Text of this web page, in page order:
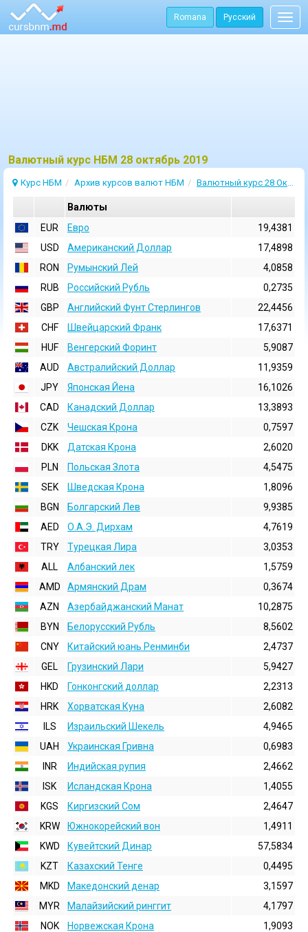
Romana Русский
Bалютный курс НБМ 28 октябрь 2019
Курс НБМ Архив курсов валют НБМ Валютный курс 28 Октябрь 2019
Валюты
EUR
Евро
19,4381
USD
Aмериканский Доллар
17,4898
RON
Румынский Лей
4,0858
RUB
Российский Рубль
0,2735
GBP
Английский Фунт Стерлингов
22,4456
CHF
Швейцарский Франк
17,6371
HUF
Венгерский Форинт
5,9087
AUD
Австралийский Доллар
11,9359
JPY
Японская Йена
16,1026
CAD
Канадский Доллар
13,3893
CZK
Чешская Крона
0,7597
DKK
Датская Крона
2,6020
PLN
Польская Злота
4,5475
SEK
Шведская Крона
1,8096
BGN
Болгарский Лев
9,9385
AED
О.А.Э. Дирхам
4,7619
TRY
Турецкая Лира
3,0353
ALL
Албанский лек
1,5759
AMD
Армянский Драм
0,3674
AZN
Азербайджанский Манат
10,2875
BYN
Белорусский Рубль
8,5602
CNY
Китайский юань Ренминби
2,4737
GEL
Грузинский Лари
5,9427
HKD
Гонконгский доллаp
2,2313
HRK
Хорватская Куна
2,6082
ILS
Израильский Шекель
4,9465
UAH
Украинская Гривна
0,6983
INR
Индийская pупия
2,4662
ISK
Исландская Крона
1,4055
KGS
Киргизский Сом
2,4647
KRW
Южнокорейский вон
1,4911
KWD
Кувейтский Динар
57,5834
KZT
Казахский Тенге
0,4495
MKD
Македонский денар
3,1597
MYR
Малайзийский ринггит
4,1797
NOK
Норвежская Крона
1,9093